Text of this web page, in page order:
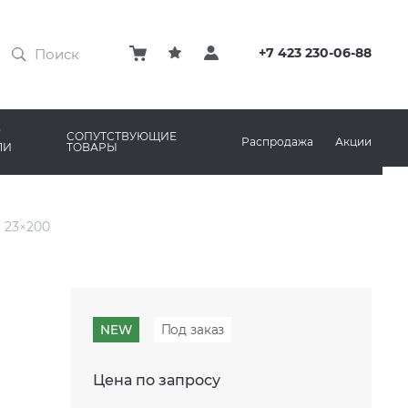
+7 423 230-06-88
MARAZZI
СОПУТСТВУЮЩИЕ
ТОВАРЫ
КЛЕЙ
СИСТЕМА ВЫРАВНИВАНИЯ
Распродажа Акции
NEW Под заказ
Цена по запросу